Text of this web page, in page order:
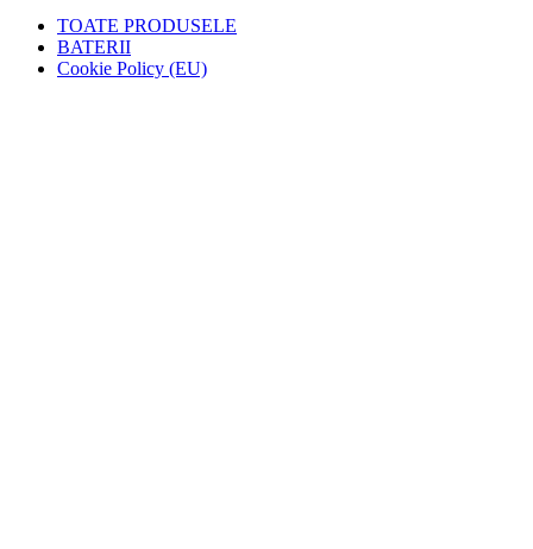
TOATE PRODUSELE
BATERII
Cookie Policy (EU)